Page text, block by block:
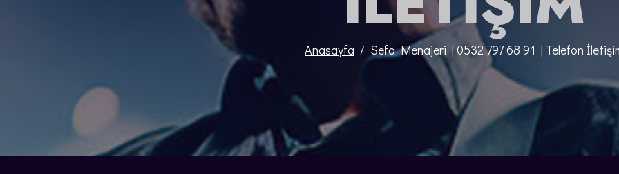
Anasayfa Sefo Menajeri | 0532 797 68 91 | Telefon